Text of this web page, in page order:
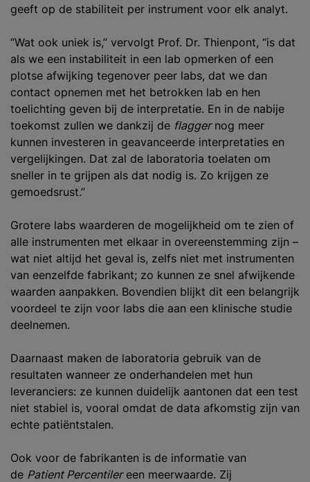
geeft op de stabiliteit per instrument voor elk analyt.
“Wat ook uniek is,” vervolgt Prof. Dr. Thienpont, “is dat
als we een instabiliteit in een lab opmerken of een
plotse afwijking tegenover peer labs, dat we dan
contact opnemen met het betrokken lab en hen
toelichting geven bij de interpretatie. En in de nabije
toekomst zullen we dankzij de flaggernog meer
kunnen investeren in geavanceerde interpretaties en
vergelijkingen. Dat zal de laboratoria toelaten om
sneller in te grijpen als dat nodig is. Zo krijgen ze
gemoedsrust.”
Grotere labs waarderen de mogelijkheid om te zien of
alle instrumenten met elkaar in overeenstemming zijn –
wat niet altijd het geval is, zelfs niet met instrumenten
van eenzelfde fabrikant; zo kunnen ze snel afwijkende
waarden aanpakken. Bovendien blijkt dit een belangrijk
voordeel te zijn voor labs die aan een klinische studie
deelnemen.
Daarnaast maken de laboratoria gebruik van de
resultaten wanneer ze onderhandelen met hun
leveranciers: ze kunnen duidelijk aantonen dat een test
niet stabiel is, vooral omdat de data afkomstig zijn van
echte patiëntstalen.
Ook voor de fabrikanten is de informatie van
de Patient Percentilereen meerwaarde. Zij